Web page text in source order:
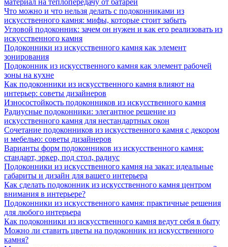
Что можно и что нельзя делать с подоконниками из
искусственного камня: мифы, которые стоит забыть
Угловой подоконник: зачем он нужен и как его реализовать из
искусственного камня
Подоконники из искусственного камня как элемент
зонирования
Подоконник из искусственного камня как элемент рабочей
зоны на кухне
Как подоконники из искусственного камня влияют на
интерьер: советы дизайнеров
Износостойкость подоконников из искусственного камня
Радиусные подоконники: элегантное решение из
искусственного камня для нестандартных окон
Сочетание подоконников из искусственного камня с декором
и мебелью: советы дизайнеров
Варианты форм подоконников из искусственного камня:
стандарт, эркер, под стол, радиус
Подоконники из искусственного камня на заказ: идеальные
габариты и дизайн для вашего интерьера
Как сделать подоконник из искусственного камня центром
внимания в интерьере?
Подоконники из искусственного камня: практичные решения
для любого интерьера
Как подоконники из искусственного камня ведут себя в быту
Можно ли ставить цветы на подоконник из искусственного
камня?